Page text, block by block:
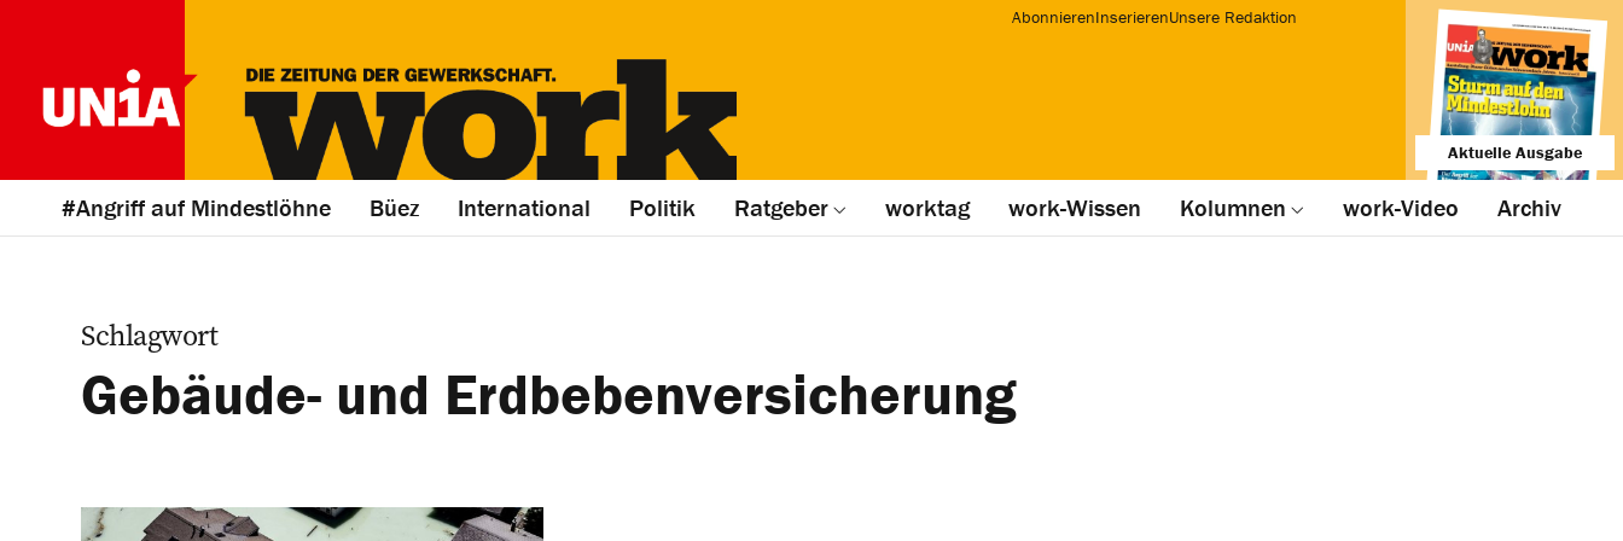
AbonnierenInserierenUnsere Redaktion
Aktuelle Ausgabe
#Angriff auf Mindestlöhne Büez International Politik Ratgeber worktag work-Wissen Kolumnen work-Video Archiv
Schlagwort
Gebäude- und Erdbebenversicherung